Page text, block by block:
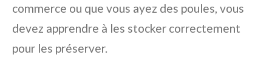
commerce ou que vous ayez des poules, vous
devez apprendre à les stocker correctement
pour les préserver.